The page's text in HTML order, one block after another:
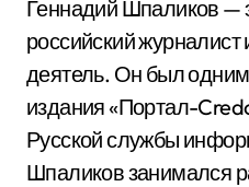
Геннадий Шпаликов —
российский
деятель. Он был
издания «Портал-
Русской службы
Шпаликов занимался